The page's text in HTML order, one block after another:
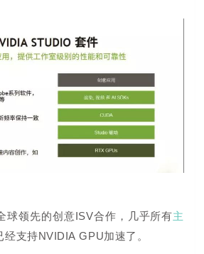
球领先的创意ISV合作，几乎所有主
经支持NVIDIA GPU加速了。